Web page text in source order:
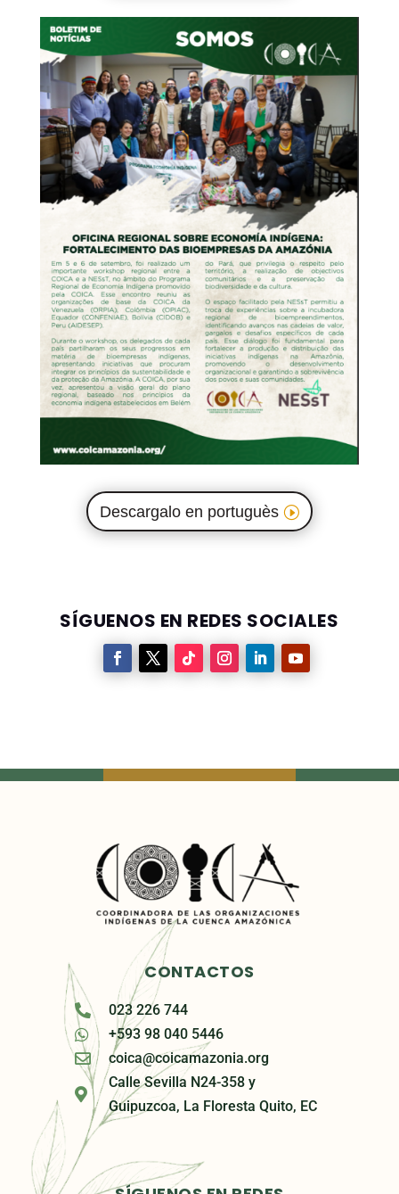
Descargalo en portuguès
SÍGUENOS EN REDES SOCIALES
CONTACTOS
023 226 744
+593 98 040 5446
coica@coicamazonia.org
Calle Sevilla N24-358 y
Guipuzcoa, La Floresta Quito, EC